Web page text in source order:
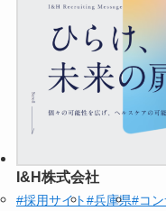
I&H株式会社
#採用サイト#兵庫県#コ